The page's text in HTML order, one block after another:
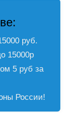
руб.
15000р
5 руб за
России!